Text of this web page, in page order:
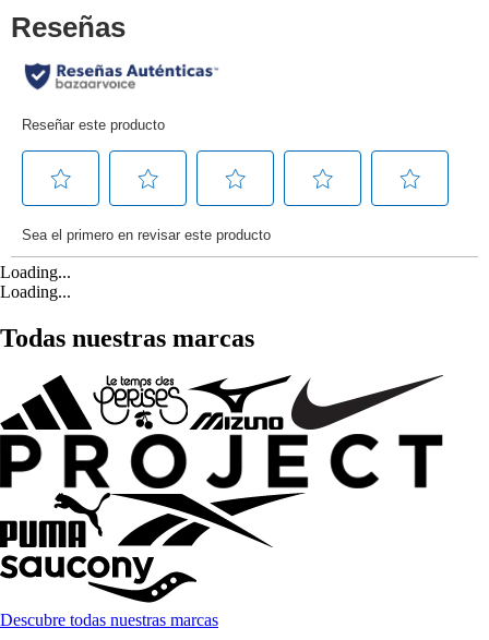
Loading...
Loading...
Todas nuestras marcas
Descubre todas nuestras marcas